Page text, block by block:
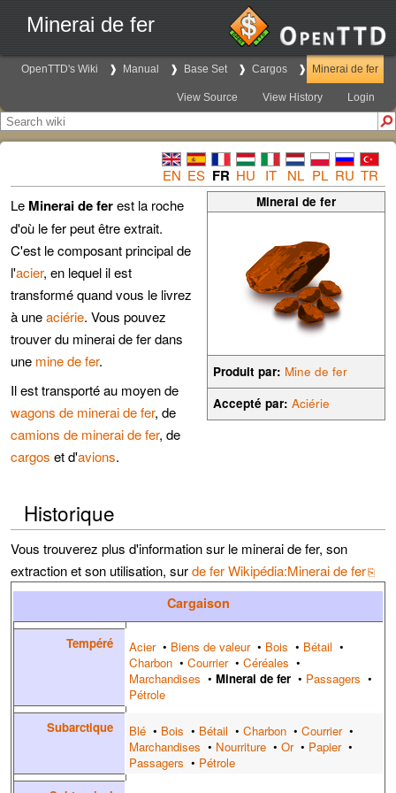
Minerai de fer
OpenTTD's Wiki Manual Base Set Cargos Minerai de fer
View Source View History Login
EN ES FR HU IT NL PL RU TR
Minerai de fer
Produit par: Mine de fer
Accepté par: Aciérie
Le Minerai de ferest la roche
d'où le fer peut être extrait.
C'est le composant principal de
l'acier, en lequel il est
transformé quand vous le livrez
à uneaciérie. Vous pouvez
trouver du minerai de fer dans
une mine de fer.
Il est transporté au moyen de
wagons de minerai de fer, de
camions de minerai de fer, de
cargos et d'avions.
Historique
Vous trouverez plus d'information sur le minerai de fer, son
extraction et son utilisation, surde fer Wikipédia:Minerai de fer
Cargaison
Tempéré Acier• Biens de valeur• Bois • Bétail •
Charbon • Courrier• Céréales •
Marchandises • Minerai de fer • Passagers •
Pétrole
Subarctique
Blé • Bois • Bétail • Charbon • Courrier•
Marchandises • Nourriture • Or• Papier•
Passagers • Pétrole